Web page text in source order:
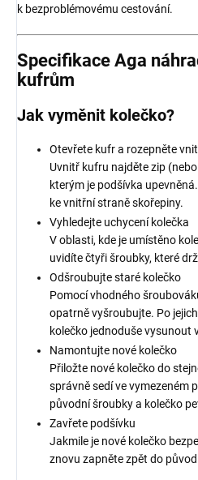
k bezproblémovému cestování.
Specifikace Aga
kufrům
Jak vyměnit kolečko?
Otevřete kufr a rozepněte
Uvnitř kufru najděte zip
kterým je podšívka
ke vnitřní straně skořepiny.
Vyhledejte uchycení kolečka
V oblasti, kde je umístěno
uvidíte čtyři šroubky, které
Odšroubujte staré kolečko
Pomocí vhodného
opatrně vyšroubujte. Po
kolečko jednoduše vysunout
Namontujte nové kolečko
Přiložte nové kolečko do
správně sedí ve vymezeném
původní šroubky a kolečko
Zavřete podšívku
Jakmile je nové kolečko
znovu zapněte zpět do